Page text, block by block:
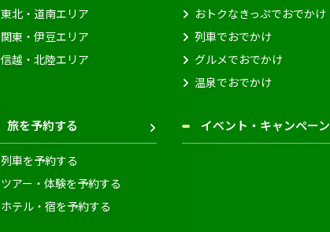
東北・道南エリア
関東・伊豆エリア
信越・北陸エリア
おトクなきっぷでおでかけ
列車でおでかけ
グルメでおでかけ
温泉でおでかけ
旅を予約する
列車を予約する
ツアー・体験を予約する
ホテル・宿を予約する
イベント・キャンペーン